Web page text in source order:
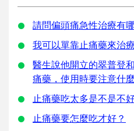
請問偏頭痛急性治療有
我可以單靠止痛藥來治
醫生說他開立的翠普登
痛藥，使用時要注意什
止痛藥吃太多是不是不
止痛藥要怎麼吃才好？